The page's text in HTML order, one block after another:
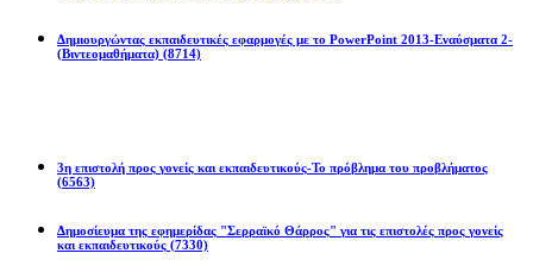
Δημιουργώντας εκπαιδευτικές εφαρμογές με το PowerPoint 2013-Εναύσματα 2-
(Βιντεομαθήματα) (8714)
3η επιστολή προς γονείς και εκπαιδευτικούς-Το πρόβλημα του προβλήματος
(6563)
Δημοσίευμα της εφημερίδας "Σερραϊκό Θάρρος" για τις επιστολές προς γονείς
και εκπαιδευτικούς (7330)